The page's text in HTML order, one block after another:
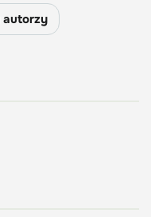
autorzy